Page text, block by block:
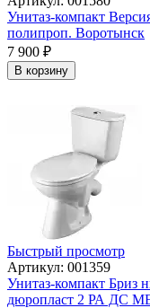
Унитаз-компакт
полипроп. Воротынск
7 900 ₽
В корзину
Быстрый просмотр
Артикул: 001359
Унитаз-компакт Бриз
дюропласт 2 РА ДС